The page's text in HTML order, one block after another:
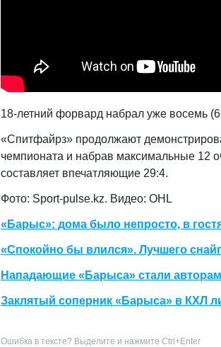
18-летний форвард набрал уже восемь
«Спитфайрз» продолжают
чемпионата и набрав максимальные 12
составляет впечатляющие 29:4.
Фото: Sport-pulse.kz. Видео: OHL
«Барыс»: дома было непросто, в
«Спокойно бы влился». Лучшего
Нападающие «Барыса» стали
Заклятый соперник «Барыса» в КХЛ
Ошибка в тексте? Выделите и нажмите Ctrl+Enter